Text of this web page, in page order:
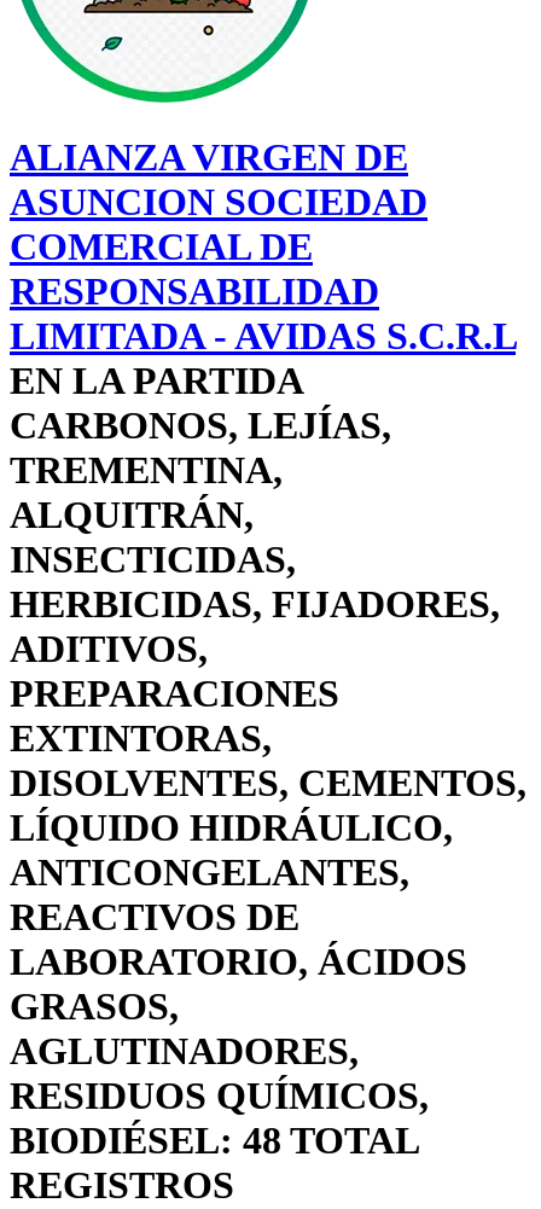
ALIANZA VIRGEN DE
ASUNCION SOCIEDAD
COMERCIAL DE
RESPONSABILIDAD
LIMITADA - AVIDAS S.C.R.L
EN LA PARTIDA
CARBONOS, LEJÍAS,
TREMENTINA,
ALQUITRÁN,
INSECTICIDAS,
HERBICIDAS, FIJADORES,
ADITIVOS,
PREPARACIONES
EXTINTORAS,
DISOLVENTES, CEMENTOS,
LÍQUIDO HIDRÁULICO,
ANTICONGELANTES,
REACTIVOS DE
LABORATORIO, ÁCIDOS
GRASOS,
AGLUTINADORES,
RESIDUOS QUÍMICOS,
BIODIÉSEL: 48 TOTAL
REGISTROS